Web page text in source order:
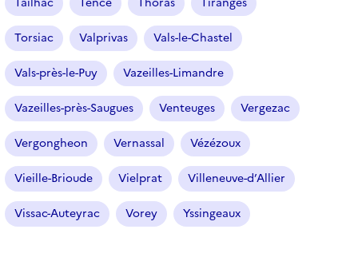
Torsiac Valprivas Vals-le-Chastel
Vals-près-le-Puy Vazeilles-Limandre
Vazeilles-près-Saugues Venteuges Vergezac
Vergongheon Vernassal Vézézoux
Vieille-Brioude Vielprat Villeneuve-d’Allier
Vissac-Auteyrac Vorey Yssingeaux